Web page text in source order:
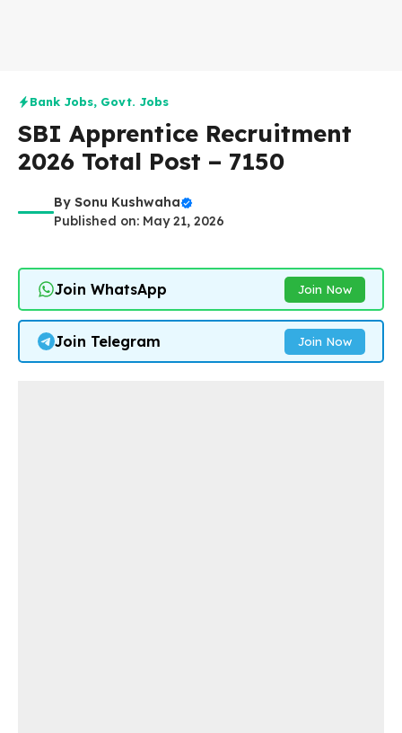
Bank Jobs, Govt. Jobs
SBI Apprentice Recruitment
2026 Total Post – 7150
By Sonu Kushwaha
Published on: May 21, 2026
Join WhatsApp Join Now
Join Telegram Join Now